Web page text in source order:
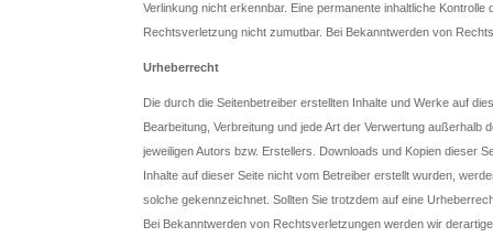
Verlinkung nicht erkennbar. Eine permanente inhaltliche
Rechtsverletzung nicht zumutbar. Bei Bekanntwerden von
Urheberrecht
Die durch die Seitenbetreiber erstellten Inhalte und Werke auf
Bearbeitung, Verbreitung und jede Art der Verwertung
jeweiligen Autors bzw. Erstellers. Downloads und Kopien dieser
Inhalte auf dieser Seite nicht vom Betreiber erstellt wurden,
solche gekennzeichnet. Sollten Sie trotzdem auf eine
Bei Bekanntwerden von Rechtsverletzungen werden wir